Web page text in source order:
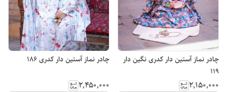
چادر نماز آستین دار کدری نگین دار
119
۲٬۱۵۰٬۰۰۰
چادر نماز آستین دار کدری 186
۲٬۴۵۰٬۰۰۰